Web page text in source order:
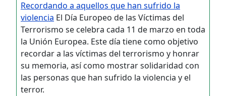
Recordando a aquellos que han sufrido la
violencia El Día Europeo de las Víctimas del
Terrorismo se celebra cada 11 de marzo en toda
la Unión Europea. Este día tiene como objetivo
recordar a las víctimas del terrorismo y honrar
su memoria, así como mostrar solidaridad con
las personas que han sufrido la violencia y el
terror.